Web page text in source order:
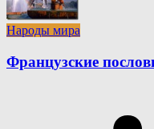
Народы мира
Французские